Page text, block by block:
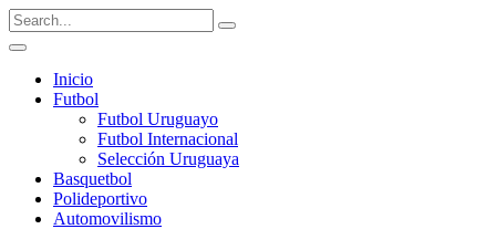
Inicio
Futbol
Futbol Uruguayo
Futbol Internacional
Selección Uruguaya
Basquetbol
Polideportivo
Automovilismo